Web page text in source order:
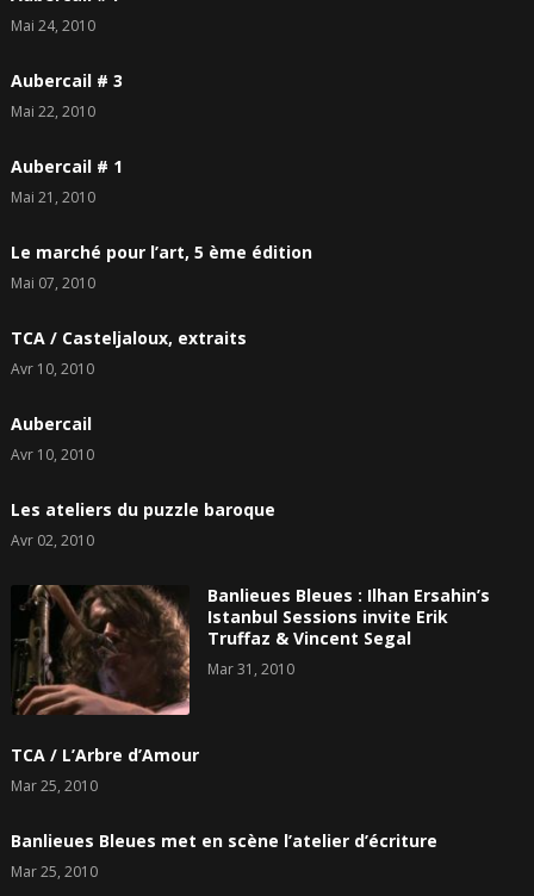
Mai 24, 2010
Aubercail # 3
Mai 22, 2010
Aubercail # 1
Mai 21, 2010
Le marché pour l’art, 5 ème édition
Mai 07, 2010
TCA / Casteljaloux, extraits
Avr 10, 2010
Aubercail
Avr 10, 2010
Les ateliers du puzzle baroque
Avr 02, 2010
Banlieues Bleues : Ilhan Ersahin’s
Istanbul Sessions invite Erik
Truffaz & Vincent Segal
Mar 31, 2010
TCA / L’Arbre d’Amour
Mar 25, 2010
Banlieues Bleues met en scène l’atelier d’écriture
Mar 25, 2010